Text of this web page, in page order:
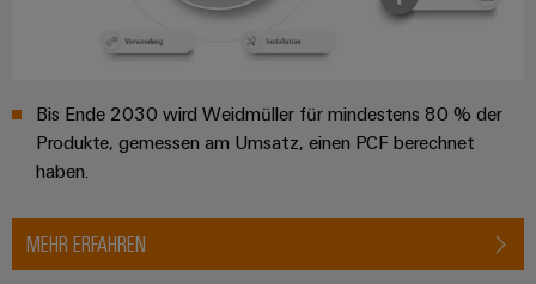
Connectivity.
Bis Ende 2030 wird Weidmüller für mindestens 80 % der
Produkte, gemessen am Umsatz, einen PCF berechnet
haben.
MEHR ERFAHREN